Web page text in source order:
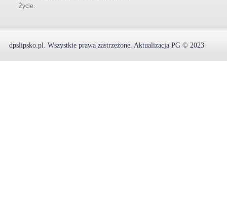
Życie.
dpslipsko.pl. Wszystkie prawa zastrzeżone. Aktualizacja PG © 2023